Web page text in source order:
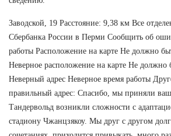
Заводской, 19 Расстояние: 9,38 км Все
Сбербанка России в Перми Сообщить об
работы Расположение на карте Не должно
Неверное расположение на карте Не должно
Неверный адрес Неверное время работы
правильный адрес: Спасибо, мы приняли
Тандервольд возникли сложности с
стадиону Чжанцзякоу. Мы друг с другом